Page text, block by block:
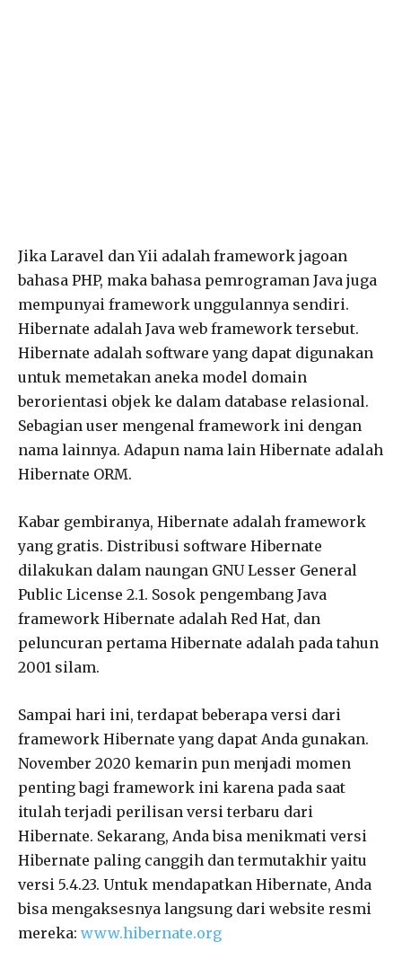
Jika Laravel dan Yii adalah framework jagoan
bahasa PHP, maka bahasa pemrograman Java juga
mempunyai framework unggulannya sendiri.
Hibernate adalah Java web framework tersebut.
Hibernate adalah software yang dapat digunakan
untuk memetakan aneka model domain
berorientasi objek ke dalam database relasional.
Sebagian user mengenal framework ini dengan
nama lainnya. Adapun nama lain Hibernate adalah
Hibernate ORM.
Kabar gembiranya, Hibernate adalah framework
yang gratis. Distribusi software Hibernate
dilakukan dalam naungan GNU Lesser General
Public License 2.1. Sosok pengembang Java
framework Hibernate adalah Red Hat, dan
peluncuran pertama Hibernate adalah pada tahun
2001 silam.
Sampai hari ini, terdapat beberapa versi dari
framework Hibernate yang dapat Anda gunakan.
November 2020 kemarin pun menjadi momen
penting bagi framework ini karena pada saat
itulah terjadi perilisan versi terbaru dari
Hibernate. Sekarang, Anda bisa menikmati versi
Hibernate paling canggih dan termutakhir yaitu
versi 5.4.23. Untuk mendapatkan Hibernate, Anda
bisa mengaksesnya langsung dari website resmi
mereka: www.hibernate.org